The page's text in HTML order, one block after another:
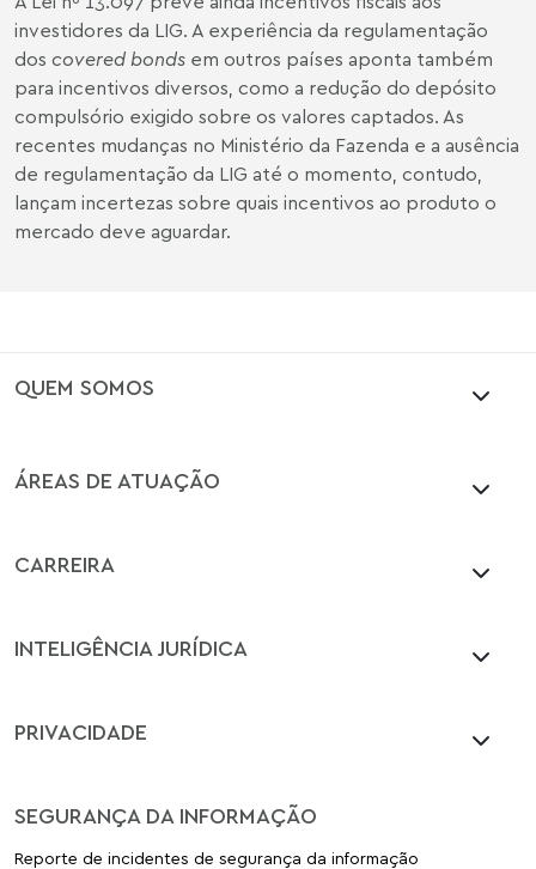
investidores da LIG. A experiência da regulamentação
dos covered bonds em outros países aponta também
para incentivos diversos, como a redução do depósito
compulsório exigido sobre os valores captados. As
recentes mudanças no Ministério da Fazenda e a ausência
de regulamentação da LIG até o momento, contudo,
lançam incertezas sobre quais incentivos ao produto o
mercado deve aguardar.
QUEM SOMOS
ÁREAS DE ATUAÇÃO
CARREIRA
INTELIGÊNCIA JURÍDICA
PRIVACIDADE
SEGURANÇA DA INFORMAÇÃO
Reporte de incidentes de segurança da informação